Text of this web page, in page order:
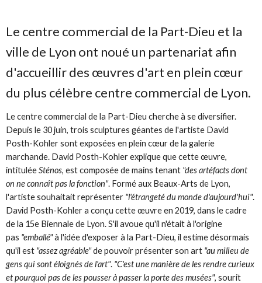
Le centre commercial de la Part-Dieu et la
ville de Lyon ont noué un partenariat afin
d'accueillir des œuvres d'art en plein cœur
du plus célèbre centre commercial de Lyon.
Le centre commercial de la Part-Dieu cherche à se diversifier.
Depuis le 30 juin, trois sculptures géantes de l'artiste David
Posth-Kohler sont exposées en plein cœur de la galerie
marchande. David Posth-Kohler explique que cette œuvre,
intituléeSténos, est composée de mains tenant "des artéfacts dont
on ne connaît pas la fonction". Formé aux Beaux-Arts de Lyon,
l'artiste souhaitait représenter "l'étrangeté du monde d'aujourd'hui".
David Posth-Kohler a conçu cette œuvre en 2019, dans le cadre
de la 15e Biennale de Lyon. S'il avoue qu'il n'était à l'origine
pas "emballé"à l'idée d'exposer à la Part-Dieu, il estime désormais
qu'il est "assez agréable"de pouvoir présenter son art "au milieu de
gens qui sont éloignés de l'art". "C'est une manière de les rendre curieux
et pourquoi pas de les pousser à passer la porte des musées", sourit